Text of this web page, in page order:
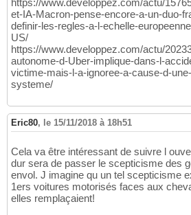
https://www.developpez.com/actu/
et-IA-Macron-pense-encore-a-un-duo-
definir-les-regles-a-l-echelle-
US/
https://www.developpez.com/actu/
autonome-d-Uber-implique-dans-l-
victime-mais-l-a-ignoree-a-cause-d-
systeme/
Eric80, le 15/11/2018 à 18h51
Cela va être intéressant de suivre l
dur sera de passer le scepticisme des
envol. J imagine qu un tel scepticisme
1ers voitures motorisés faces aux
elles remplaçaient!